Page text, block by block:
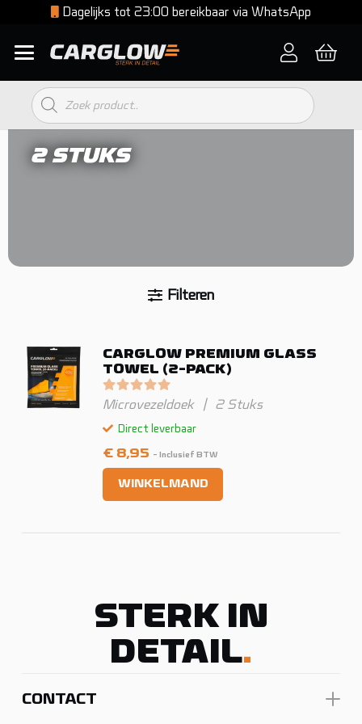
Voor 23:59 besteld, volgende werkdag in huis
Producten
zoeken
2 STUKS
Filteren
CARGLOW PREMIUM GLASS
TOWEL (2-PACK)
Gewaardeerd 0uit 5
Microvezeldoek | 2 Stuks
Direct leverbaar
€ 8,95 - Inclusief BTW
WINKELMAND
STERK IN
DETAIL.
CONTACT